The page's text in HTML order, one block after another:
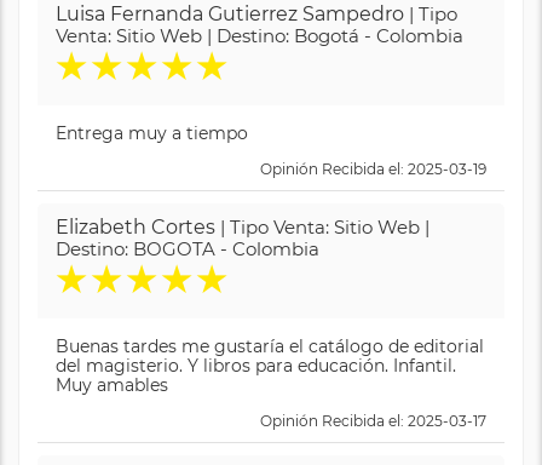
Luisa Fernanda Gutierrez Sampedro | Tipo
Venta: Sitio Web | Destino: Bogotá - Colombia
★★★★★
Entrega muy a tiempo
Opinión Recibida el: 2025-03-19
Elizabeth Cortes | Tipo Venta: Sitio Web |
Destino: BOGOTA - Colombia
★★★★★
Buenas tardes me gustaría el catálogo de editorial
del magisterio. Y libros para educación. Infantil.
Muy amables
Opinión Recibida el: 2025-03-17